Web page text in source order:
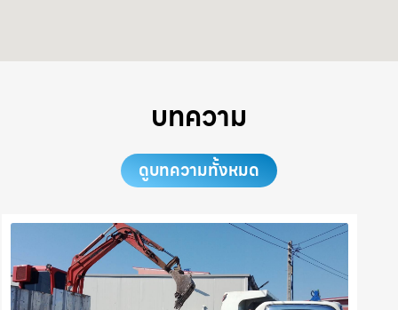
บทความ
ดูบทความทั้งหมด